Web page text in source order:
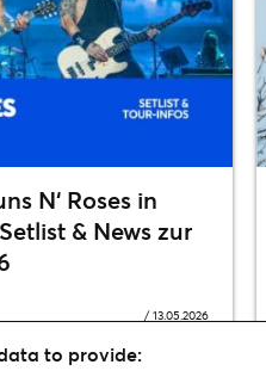
N‘ Roses in
& News zur
/13.05.2026
to provide: